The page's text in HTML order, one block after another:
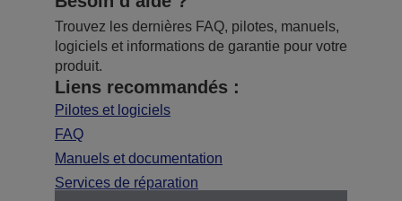
Trouvez les dernières FAQ, pilotes, manuels,
logiciels et informations de garantie pour votre
produit.
Liens recommandés :
Pilotes et logiciels
FAQ
Manuels et documentation
Services de réparation